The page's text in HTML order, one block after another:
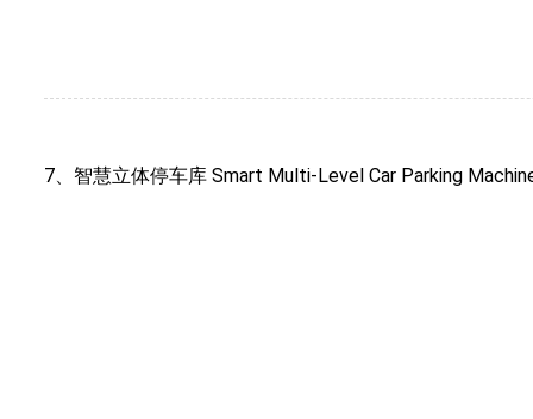
7、智慧立体停车库 Smart Multi-Level Car Parking